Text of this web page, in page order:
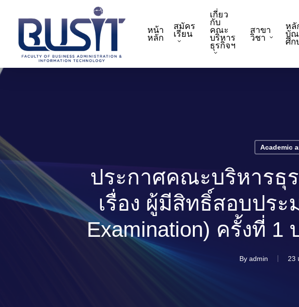
content
หน้า
หลัก
สมัคร
เรียน
เกี่ยว
กับ
คณะ
บริหาร
ธุรกิจฯ
สาขา
วิชา
หลั
บั
ศึก
Academic
ประกาศคณะบริหารธุ
เรื่อง ผู้มีสิทธิ์สอบประ
Examination) ครั้งที่ 1
By admin 23